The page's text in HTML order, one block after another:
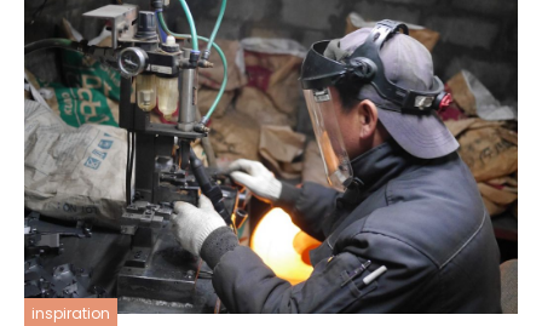
inspiration